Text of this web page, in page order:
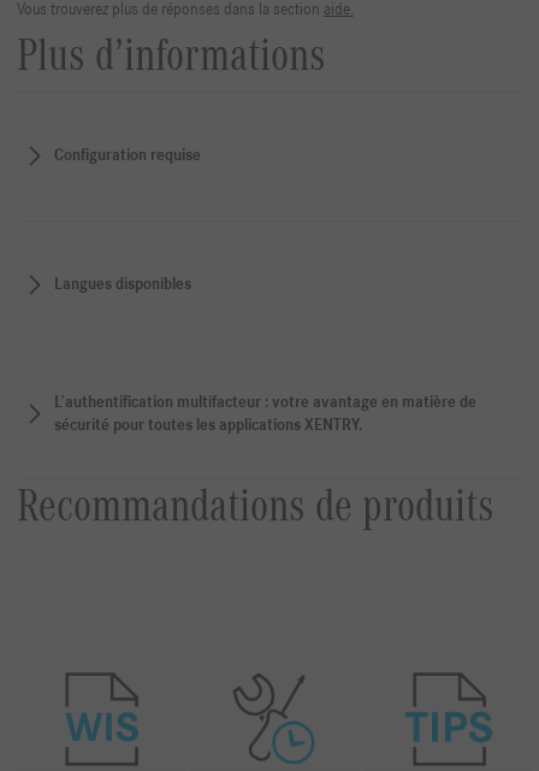
Vous trouverez plus de réponses dans la section aide.
Plus d’informations
Configuration requise
Langues disponibles
L’authentification multifacteur : votre avantage en matière de
sécurité pour toutes les applications XENTRY.
Recommandations de produits